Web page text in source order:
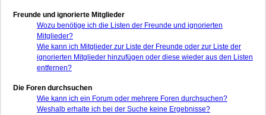
Freunde und ignorierte Mitglieder
Wozu benötige ich die Listen der Freunde und ignorierten
Mitglieder?
Wie kann ich Mitglieder zur Liste der Freunde oder zur Liste der
ignorierten Mitglieder hinzufügen oder diese wieder aus den Listen
entfernen?
Die Foren durchsuchen
Wie kann ich ein Forum oder mehrere Foren durchsuchen?
Weshalb erhalte ich bei der Suche keine Ergebnisse?